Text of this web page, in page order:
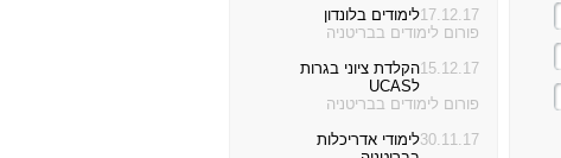
17.12.17לימודים בלונדון
פורום לימודים בבריטניה
15.12.17הקלדת ציוני בגרות
לUCAS
פורום לימודים בבריטניה
30.11.17לימודי אדריכלות